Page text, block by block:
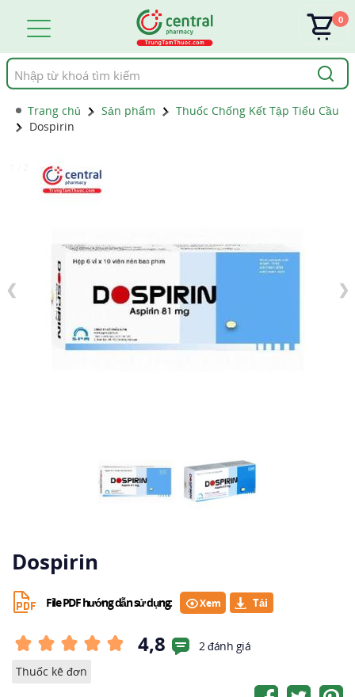
Tìm
kiếm
0
Trang chủ Sản phẩm
Thuốc Chống Kết Tập Tiểu Cầu
Dospirin
❮ ❯
Dospirin
File PDF hướng dẫn sử dụng: Xem
4,8
2 đánh giá
Thuốc kê đơn